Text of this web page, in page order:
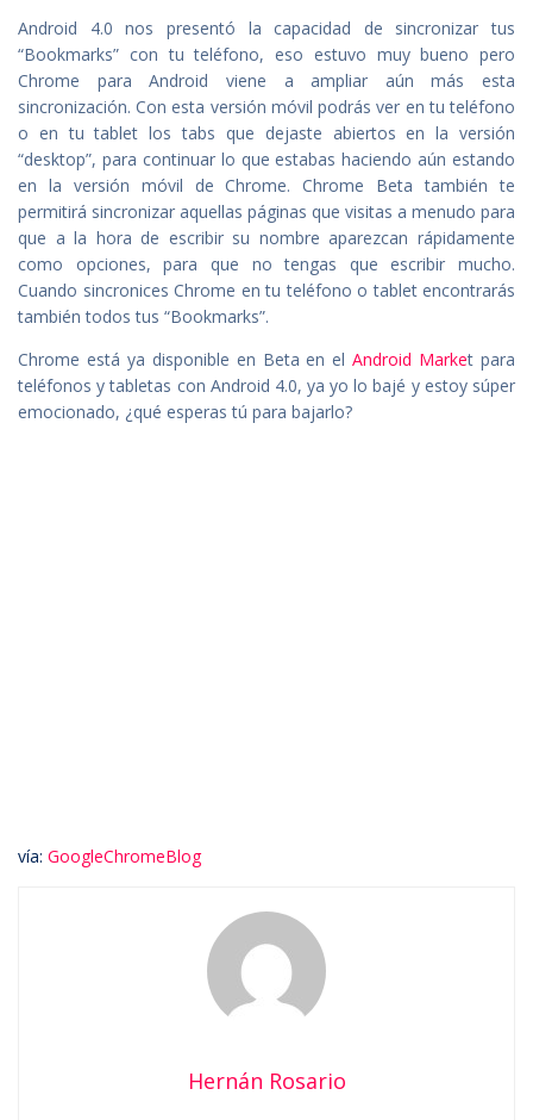
Android 4.0 nos presentó la capacidad de sincronizar tus
“Bookmarks” con tu teléfono, eso estuvo muy bueno pero
Chrome para Android viene a ampliar aún más esta
sincronización. Con esta versión móvil podrás ver en tu teléfono
o en tu tablet los tabs que dejaste abiertos en la versión
“desktop”, para continuar lo que estabas haciendo aún estando
en la versión móvil de Chrome. Chrome Beta también te
permitirá sincronizar aquellas páginas que visitas a menudo para
que a la hora de escribir su nombre aparezcan rápidamente
como opciones, para que no tengas que escribir mucho.
Cuando sincronices Chrome en tu teléfono o tablet encontrarás
también todos tus “Bookmarks”.
Chrome está ya disponible en Beta en elAndroid Market para
teléfonos y tabletas con Android 4.0, ya yo lo bajé y estoy súper
emocionado, ¿qué esperas tú para bajarlo?
vía: GoogleChromeBlog
Hernán Rosario